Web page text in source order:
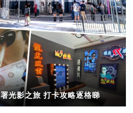
光影之旅 打卡攻略逐格睇